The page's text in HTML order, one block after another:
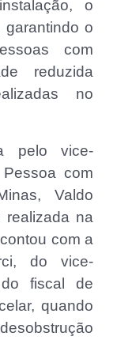
o
garantindo o
com
reduzida
no
pelo vice-
com
Valdo
realizada na
com a
do vice-
fiscal de
quando